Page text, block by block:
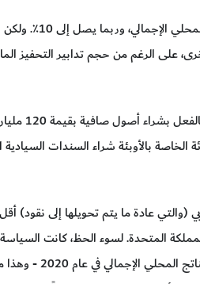
في السنة التقويمية
على الرغم من حجم تدابير التحفيز
الطارئة الخاصة بالأوبئة شراء السندات
آذار، أعلن وزراء